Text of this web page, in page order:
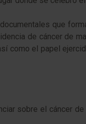
que
de cáncer de
como el papel
sobre el cáncer